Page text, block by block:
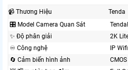
📹 Thương Hiệu
Tenda
🎛 Model Camera Quan Sát
✨ Độ phân giải
2K
♾ Công nghệ
IP Wifi
🔄 Cảm biến hình ảnh
CMOS